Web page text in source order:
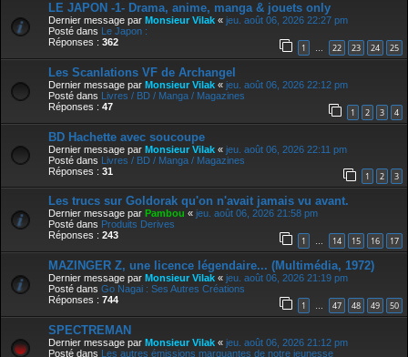
LE JAPON -1- Drama, anime, manga & jouets only
Dernier message par Monsieur Vilak « jeu. août 06, 2026 22:27 pm
Posté dans
Le Japon :
Réponses : 362 1 … 22 23 24 25
Les Scanlations VF de Archangel
Dernier message par Monsieur Vilak « jeu. août 06, 2026 22:12 pm
Posté dans Livres / BD / Manga / Magazines
Réponses : 47 1 2 3 4
BD Hachette avec soucoupe
Dernier message par Monsieur Vilak « jeu. août 06, 2026 22:11 pm
Posté dans Livres / BD / Manga / Magazines
Réponses : 31 1 2 3
Les trucs sur Goldorak qu'on n'avait jamais vu avant.
Dernier message par Pambou « jeu. août 06, 2026 21:58 pm
Posté dans Produits Derives
Réponses : 243 1 … 14 15 16 17
MAZINGER Z, une licence légendaire... (Multimédia, 1972)
Dernier message par Monsieur Vilak « jeu. août 06, 2026 21:19 pm
Posté dans Go Nagai : Ses Autres Créations
Réponses : 744 1 … 47 48 49 50
SPECTREMAN
Dernier message par Monsieur Vilak « jeu. août 06, 2026 21:12 pm
Posté dans Les autres émissions marquantes de notre jeunesse